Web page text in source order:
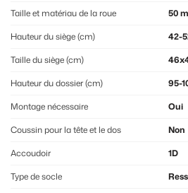
Taille et matériau de la roue
50
Hauteur du siège (cm)
42-
Taille du siège (cm)
Hauteur du dossier (cm)
95-
Montage nécessaire
Oui
Coussin pour la tête et le dos
Non
Accoudoir
1D
Type de socle